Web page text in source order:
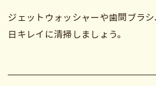
ジェットウォッシャーや歯間ブラ
日キレイに清掃しましょう。